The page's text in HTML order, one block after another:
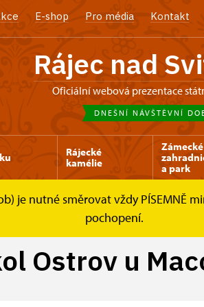
E-shop Pro média Kontakt
Rájec nad
Oficiální webová prezentace
DNEŠNÍ NÁVŠTĚVNÍ
Rájecké
kamélie
Zámecké
a park
je nutné směrovat vždy PÍSEMNĚ
pochopení.
Půjčovna elektrokol Ostrov u Macochy
Ostrov u